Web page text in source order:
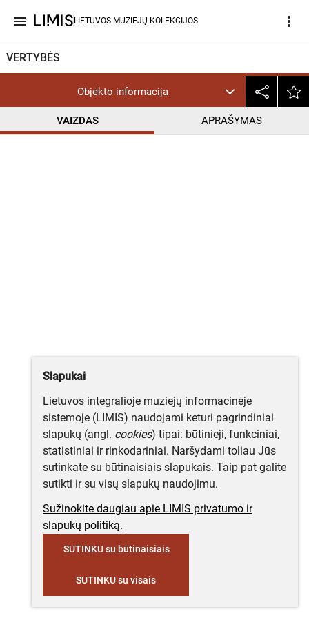
menu LIETUVOS MUZIEJŲ KOLEKCIJOS more_vert
VERTYBĖS
Objekto informacija
VAIZDAS APRAŠYMAS
Slapukai
Lietuvos integralioje muziejų informacinėje
sistemoje (LIMIS) naudojami keturi pagrindiniai
slapukų (angl. cookies) tipai: būtinieji, funkciniai,
statistiniai ir rinkodariniai. Naršydami toliau Jūs
sutinkate su būtinaisiais slapukais. Taip pat galite
sutikti ir su visų slapukų naudojimu.
Sužinokite daugiau apie LIMIS privatumo ir
slapukų politiką.
SUTINKU su būtinaisiais
SUTINKU su visais